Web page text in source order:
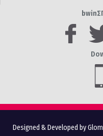
Designed & Developed by